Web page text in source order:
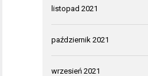
listopad 2021
październik 2021
wrzesień 2021